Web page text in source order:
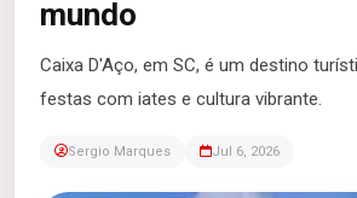
mundo
Caixa D'Aço, em SC, é um destino
festas com iates e cultura vibrante.
Sergio Marques Jul 6, 2026